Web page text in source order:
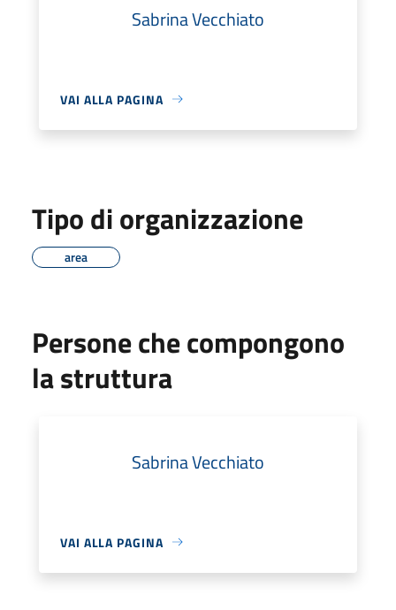
Sabrina Vecchiato
VAI ALLA PAGINA
Tipo di organizzazione
area
Persone che compongono
la struttura
Sabrina Vecchiato
VAI ALLA PAGINA